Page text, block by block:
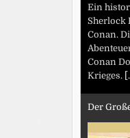
Ein
Sherlock
Conan.
Conan
Krieges.
Der